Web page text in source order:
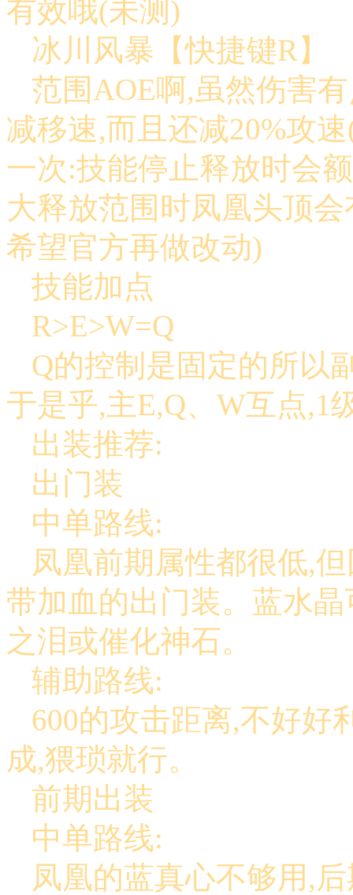
有效哦(未测)
冰川风暴【快捷键R】
范围AOE啊,虽然伤害
减移速,而且还减20%攻
一次:技能停止释放时会
大释放范围时凤凰头顶
希望官方再做改动)
技能加点
R>E>W=Q
Q的控制是固定的所以
于是乎,主E,Q、W互点,1
出装推荐:
出门装
中单路线:
凤凰前期属性都很低,
带加血的出门装。蓝水
之泪或催化神石。
辅助路线:
600的攻击距离,不好好
成,猥琐就行。
前期出装
中单路线:
凤凰的蓝真心不够用,